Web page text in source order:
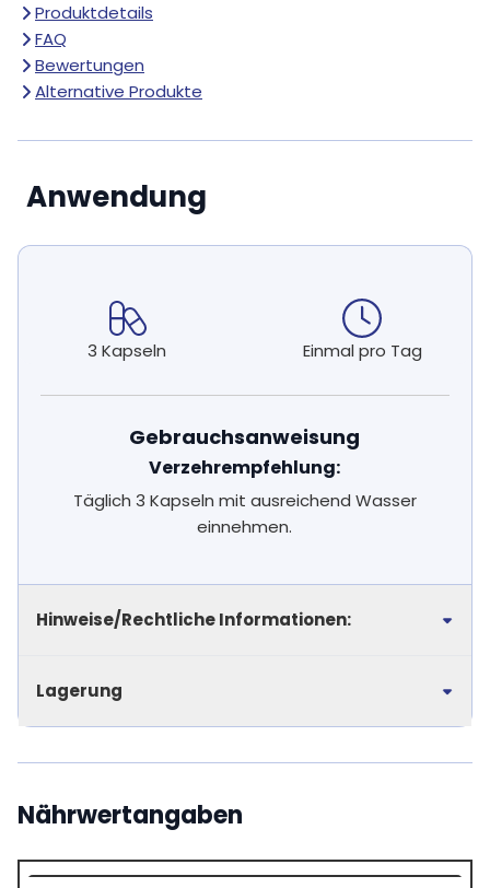
Produktdetails
FAQ
Bewertungen
Alternative Produkte
Anwendung
3 Kapseln Einmal pro Tag
Gebrauchsanweisung
Verzehrempfehlung:
Täglich 3 Kapseln mit ausreichend Wasser
einnehmen.
Hinweise/Rechtliche Informationen:
Lagerung
Nährwertangaben